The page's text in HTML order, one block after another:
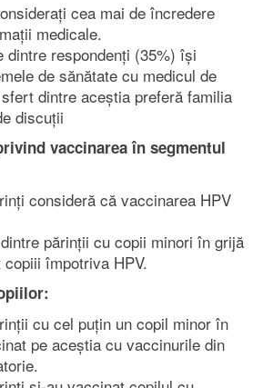
cea mai de încredere
medicale.
dintre respondenți (35%) își
de sănătate cu medicul de
dintre aceștia preferă familia
discuții
vaccinarea în segmentul
consideră că vaccinarea HPV
părinții cu copii minori în grijă
împotriva HPV.
cu cel puțin un copil minor în
pe aceștia cu vaccinurile din